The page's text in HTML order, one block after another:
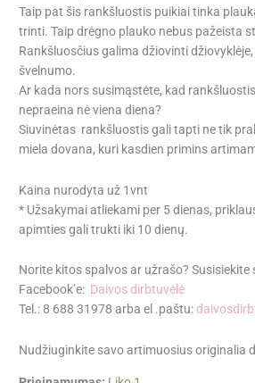
Taip pat šis rankšluostis puikiai tinka
trinti. Taip drėgno plauko nebus pažeista
Rankšluosčius galima džiovinti
švelnumo.
Ar kada nors susimąstėte, kad
nepraeina nė viena diena?
Siuvinėtas rankšluostis gali tapti ne tik
miela dovana, kuri kasdien primins
Kaina nurodyta už 1vnt
* Užsakymai atliekami per 5 dienas,
apimties gali trukti iki 10 dienų.
Norite kitos spalvos ar užrašo? Susisiekite
Facebook’e: Daivos dirbtuvėlė
Tel.: 8 688 31978 arba el .paštu:
Nudžiuginkite savo artimuosius originalia